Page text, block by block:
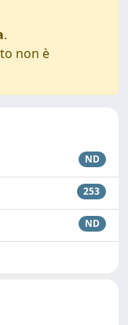
.
non è
ND
253
ND